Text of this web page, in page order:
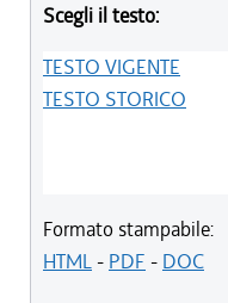
Scegli il testo:
TESTO VIGENTE
TESTO STORICO
Formato stampabile:
HTML- PDF - DOC